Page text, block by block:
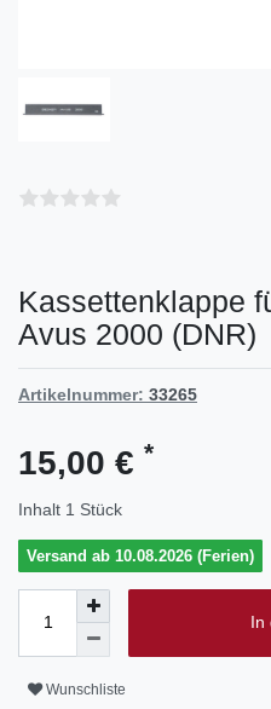
Kassettenklappe
Avus 2000 (DNR)
Artikelnummer: 33265
15,00 € *
Inhalt 1 Stück
Versand ab 10.08.2026 (Ferien)
In
Wunschliste